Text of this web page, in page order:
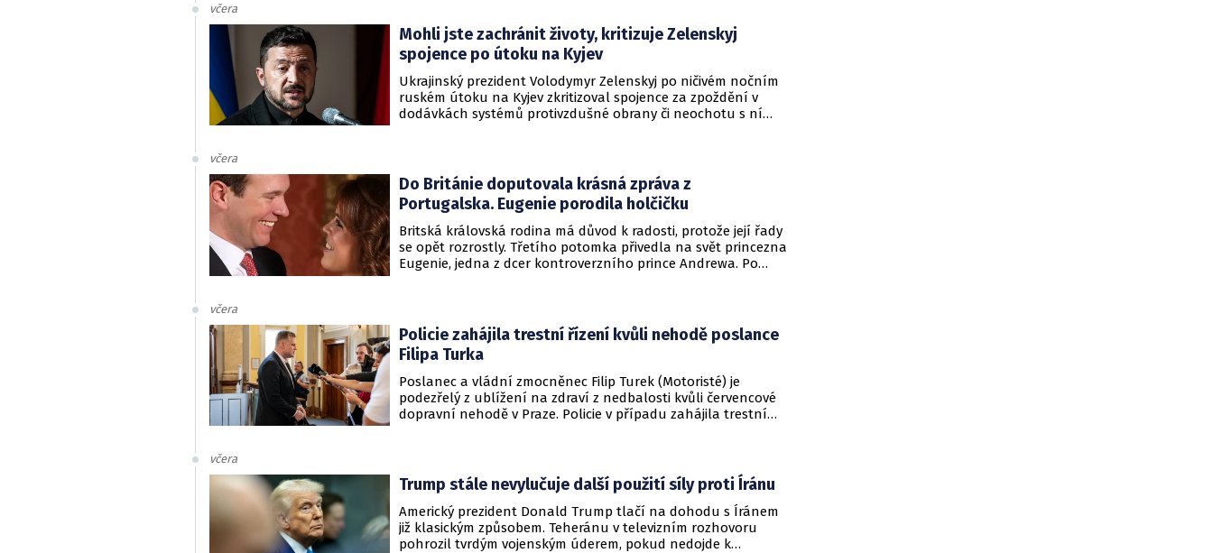
individuálním motorismem.
včera
Mohli jste zachránit životy, kritizuje Zelenskyj
spojence po útoku na Kyjev
Ukrajinský prezident Volodymyr Zelenskyj po ničivém nočním
ruském útoku na Kyjev zkritizoval spojence za zpoždění v
dodávkách systémů protivzdušné obrany či neochotu s ní
včera
Do Británie doputovala krásná zpráva z
Portugalska. Eugenie porodila holčičku
Britská královská rodina má důvod k radosti, protože její řady
se opět rozrostly. Třetího potomka přivedla na svět princezna
Eugenie, jedna z dcer kontroverzního prince Andrewa. Po
včera
Policie zahájila trestní řízení kvůli nehodě poslance
Filipa Turka
Poslanec a vládní zmocněnec Filip Turek (Motoristé) je
podezřelý z ublížení na zdraví z nedbalosti kvůli červencové
dopravní nehodě v Praze. Policie v případu zahájila trestní
včera
Trump stále nevylučuje další použití síly proti Íránu
Americký prezident Donald Trump tlačí na dohodu s Íránem
již klasickým způsobem. Teheránu v televizním rozhovoru
pohrozil tvrdým vojenským úderem, pokud nedojde k